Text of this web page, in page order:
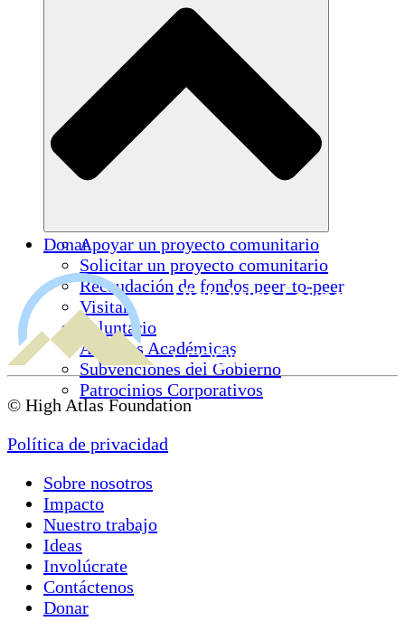
Apoyar un proyecto comunitario
Solicitar un proyecto comunitario
Recaudación de fondos peer-to-peer
Visitar
Voluntario
Alianzas Académicas
Subvenciones del Gobierno
Patrocinios Corporativos
Donar
© High Atlas Foundation
Política de privacidad
Sobre nosotros
Impacto
Nuestro trabajo
Ideas
Involúcrate
Contáctenos
Donar